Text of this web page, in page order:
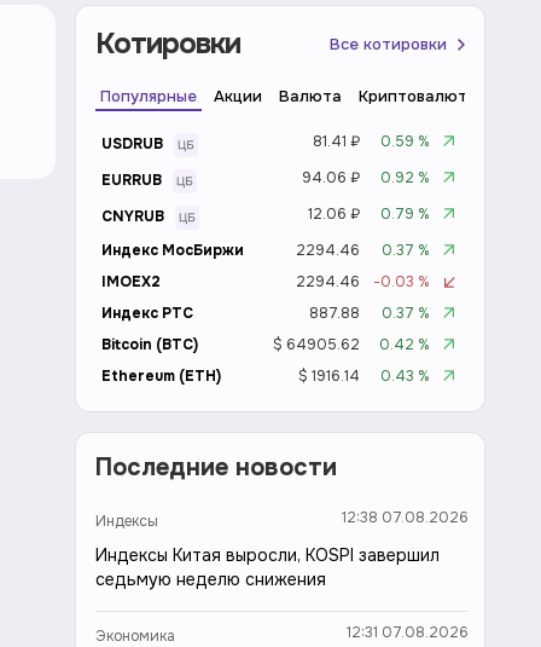
Котировки Все котировки
Популярные Акции Валюта Криптовалюта
USDRUB 81.41 ₽
0.59 %
EURRUB
94.06 ₽
0.92 %
CNYRUB
12.06 ₽
0.79 %
Индекс МосБиржи
2294.46
0.37 %
IMOEX2
2294.46
-0.03 %
Индекс РТС
887.88
0.37 %
Bitcoin (BTC)
$ 64905.62
0.42 %
Ethereum (ETH)
$ 1916.14 0.43 %
Последние новости
Индексы 12:38 07.08.2026
Индексы Китая выросли, KOSPI завершил
седьмую неделю снижения
Экономика 12:31 07.08.2026